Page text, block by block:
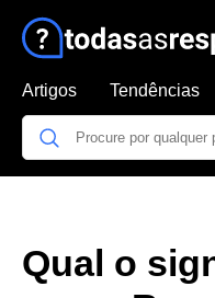
Artigos Tendências
Qual o